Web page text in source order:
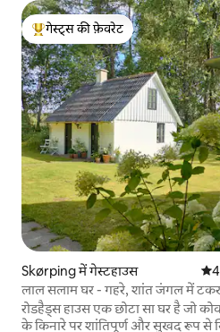
गेस्ट्स का टॉप फ़ेवरेट
गेस्ट्स की फ़ेवरेट
Skørping में गेस्टहाउस
लाल सलाम घर - गहरे, शांत जंगल में
रोडहैड्स हाउस एक छोटा सा घर है जो
के किनारे पर शांतिपूर्ण और सुखद रूप से